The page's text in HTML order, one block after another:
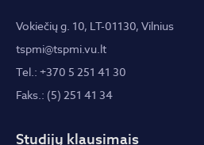
Vokiečių g. 10, LT-01130, Vilnius
tspmi@tspmi.vu.lt
Tel.: +370 5 251 41 30
Faks.: (5) 251 41 34
Studijų klausimais